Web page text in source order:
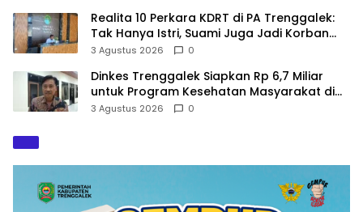
Realita 10 Perkara KDRT di PA Trenggalek:
Tak Hanya Istri, Suami Juga Jadi Korban
Kekerasan
3 Agustus 2026 0
Dinkes Trenggalek Siapkan Rp 6,7 Miliar
untuk Program Kesehatan Masyarakat di
2027
3 Agustus 2026 0